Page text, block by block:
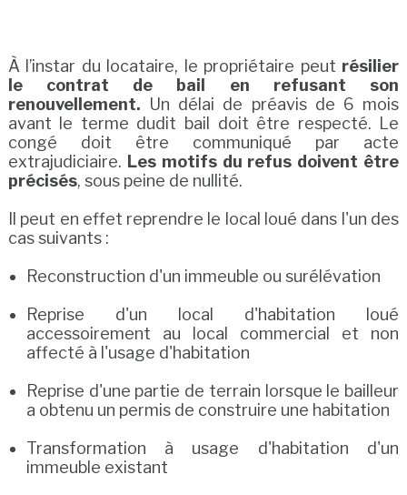
À l’instar du locataire, le propriétaire peut résilier
le contrat de bail en refusant son
renouvellement. Un délai de préavis de 6 mois
avant le terme dudit bail doit être respecté. Le
congé doit être communiqué par acte
extrajudiciaire. Les motifs du refus doivent être
précisés, sous peine de nullité.
Il peut en effet reprendre le local loué dans l'un des
cas suivants :
Reconstruction d'un immeuble ou surélévation
Reprise d'un local d'habitation loué
accessoirement au local commercial et non
affecté à l'usage d'habitation
Reprise d'une partie de terrain lorsque le bailleur
a obtenu un permis de construire une habitation
Transformation à usage d'habitation d'un
immeuble existant